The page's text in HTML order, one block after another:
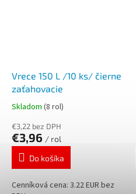
Vrece 150 L /10 ks/ čierne
zaťahovacie
Skladom (8 rol)
€3,22 bez DPH
€3,96 / rol
Do košíka
Cenníková cena: 3.22 EUR bez